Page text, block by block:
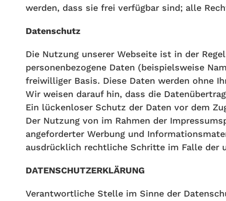
werden, dass sie frei verfügbar sind; alle
Datenschutz
Die Nutzung unserer Webseite ist in der
personenbezogene Daten (beispielsweise
freiwilliger Basis. Diese Daten werden ohne
Wir weisen darauf hin, dass die
Ein lückenloser Schutz der Daten vor dem
Der Nutzung von im Rahmen der
angeforderter Werbung und
ausdrücklich rechtliche Schritte im Falle der
DATENSCHUTZERKLÄRUNG
Verantwortliche Stelle im Sinne der